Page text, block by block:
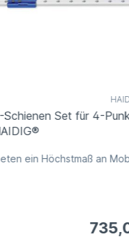
Schienen Set für 4-
ein Höchstmaß an